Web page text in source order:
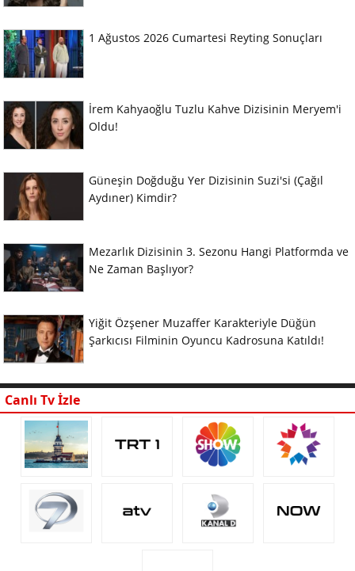
1 Ağustos 2026 Cumartesi Reyting Sonuçları
İrem Kahyaoğlu Tuzlu Kahve Dizisinin Meryem'i
Oldu!
Güneşin Doğduğu Yer Dizisinin Suzi'si (Çağıl
Aydıner) Kimdir?
Mezarlık Dizisinin 3. Sezonu Hangi Platformda ve
Ne Zaman Başlıyor?
Yiğit Özşener Muzaffer Karakteriyle Düğün
Şarkıcısı Filminin Oyuncu Kadrosuna Katıldı!
Canlı Tv İzle